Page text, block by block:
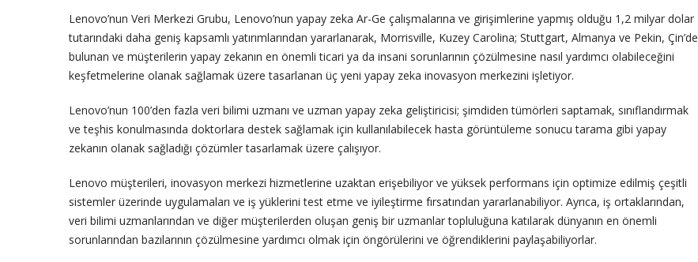
Lenovo’nun Veri Merkezi Grubu, Lenovo’nun yapay zeka Ar-Ge çalışmalarına ve girişimlerine yapmış olduğu 1,2 milyar dolar
tutarındaki daha geniş kapsamlı yatırımlarından yararlanarak, Morrisville, Kuzey Carolina; Stuttgart, Almanya ve Pekin, Çin’de
bulunan ve müşterilerin yapay zekanın en önemli ticari ya da insani sorunlarının çözülmesine nasıl yardımcı olabileceğini
keşfetmelerine olanak sağlamak üzere tasarlanan üç yeni yapay zeka inovasyon merkezini işletiyor.
Lenovo’nun 100’den fazla veri bilimi uzmanı ve uzman yapay zeka geliştiricisi; şimdiden tümörleri saptamak, sınıflandırmak
ve teşhis konulmasında doktorlara destek sağlamak için kullanılabilecek hasta görüntüleme sonucu tarama gibi yapay
zekanın olanak sağladığı çözümler tasarlamak üzere çalışıyor.
Lenovo müşterileri, inovasyon merkezi hizmetlerine uzaktan erişebiliyor ve yüksek performans için optimize edilmiş çeşitli
sistemler üzerinde uygulamaları ve iş yüklerini test etme ve iyileştirme fırsatından yararlanabiliyor. Ayrıca, iş ortaklarından,
veri bilimi uzmanlarından ve diğer müşterilerden oluşan geniş bir uzmanlar topluluğuna katılarak dünyanın en önemli
sorunlarından bazılarının çözülmesine yardımcı olmak için öngörülerini ve öğrendiklerini paylaşabiliyorlar.